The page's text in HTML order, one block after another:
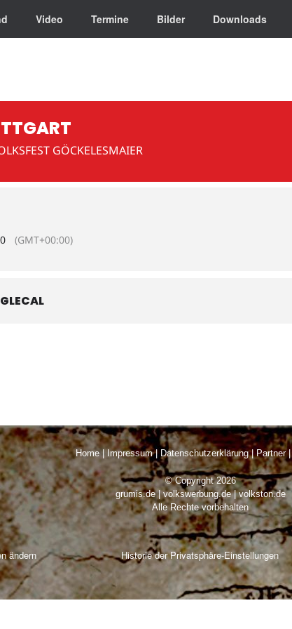
Video Termine Bilder Downloads
GÖCKELESMAIER
(GMT+00:00)
Home| Impressum| Datenschutzerklärung| Partner|
© Copyright 2026
grumis.de | volkswerbung.de | volkston.de
Alle Rechte vorbehalten
ändern Historie der Privatsphäre-Einstellungen